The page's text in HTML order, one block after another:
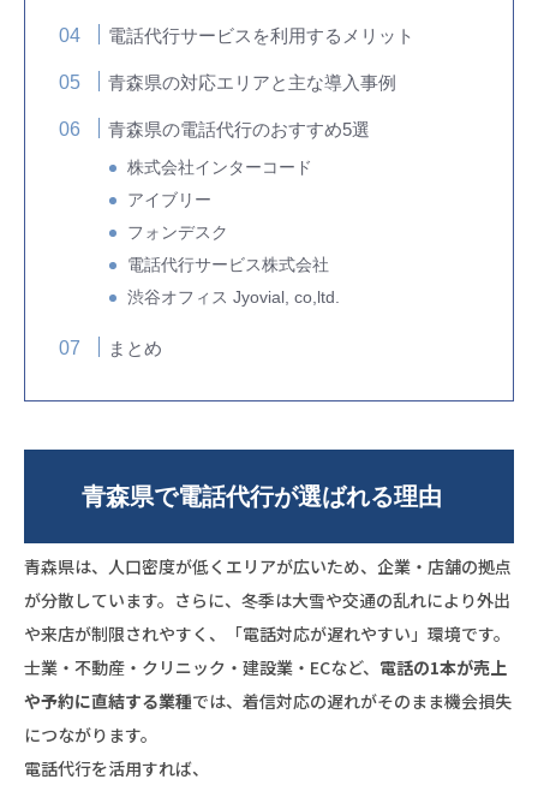
電話代行サービスを利用するメリット
青森県の対応エリアと主な導入事例
青森県の電話代行のおすすめ5選
株式会社インターコード
アイブリー
フォンデスク
電話代行サービス株式会社
渋谷オフィス Jyovial, co,ltd.
まとめ
青森県で電話代行が選ばれる理由
青森県は、人口密度が低くエリアが広いため、企業・店舗の拠点
が分散しています。さらに、冬季は大雪や交通の乱れにより外出
や来店が制限されやすく、「電話対応が遅れやすい」環境です。
士業・不動産・クリニック・建設業・ECなど、 電話の1本が売上
や予約に直結する業種では、着信対応の遅れがそのまま機会損失
につながります。
電話代行を活用すれば、